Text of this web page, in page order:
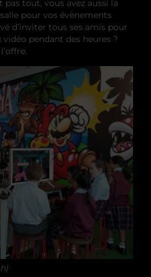
pas tout, vous avez aussi la
pour vos évènements
d’inviter tous ses amis pour
pendant des heures ?